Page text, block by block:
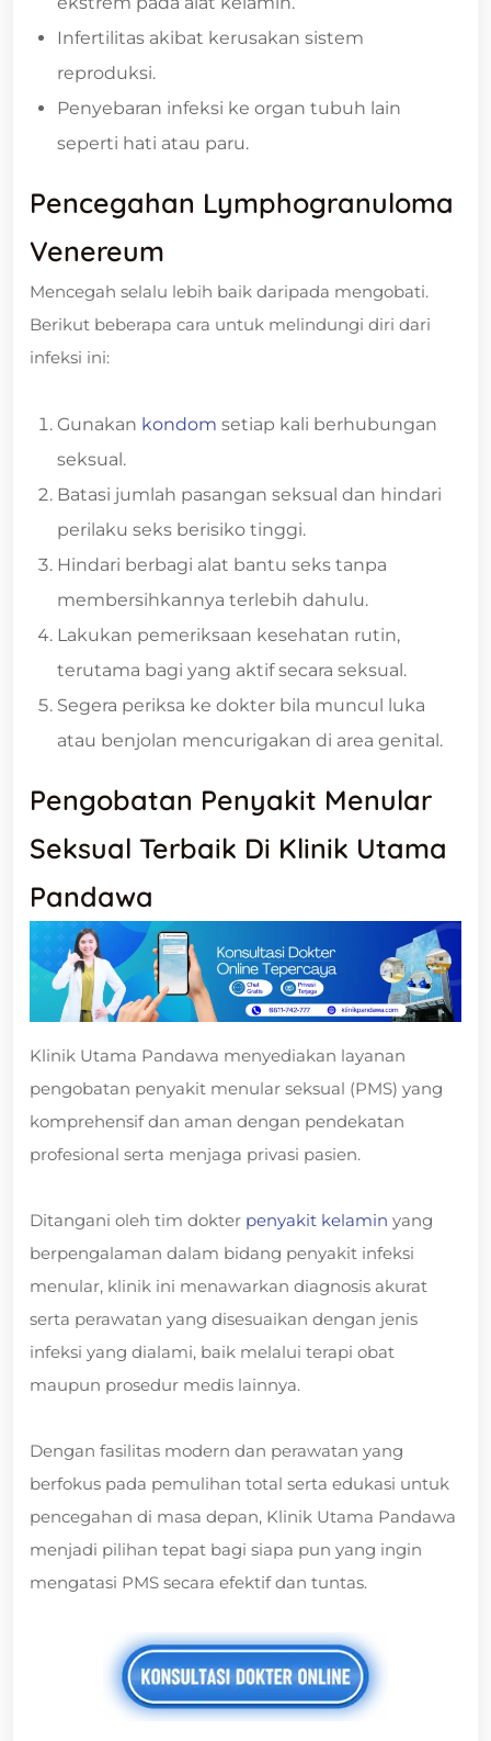
Infertilitas akibat kerusakan sistem
reproduksi.
Penyebaran infeksi ke organ tubuh lain
seperti hati atau paru.
Pencegahan Lymphogranuloma
Venereum
Mencegah selalu lebih baik daripada mengobati.
Berikut beberapa cara untuk melindungi diri dari
infeksi ini:
Gunakan kondom setiap kali berhubungan
seksual.
Batasi jumlah pasangan seksual dan hindari
perilaku seks berisiko tinggi.
Hindari berbagi alat bantu seks tanpa
membersihkannya terlebih dahulu.
Lakukan pemeriksaan kesehatan rutin,
terutama bagi yang aktif secara seksual.
Segera periksa ke dokter bila muncul luka
atau benjolan mencurigakan di area genital.
Pengobatan Penyakit Menular
Seksual Terbaik Di Klinik Utama
Pandawa
Klinik Utama Pandawa menyediakan layanan
pengobatan penyakit menular seksual (PMS) yang
komprehensif dan aman dengan pendekatan
profesional serta menjaga privasi pasien.
Ditangani oleh tim dokter penyakit kelamin yang
berpengalaman dalam bidang penyakit infeksi
menular, klinik ini menawarkan diagnosis akurat
serta perawatan yang disesuaikan dengan jenis
infeksi yang dialami, baik melalui terapi obat
maupun prosedur medis lainnya.
Dengan fasilitas modern dan perawatan yang
berfokus pada pemulihan total serta edukasi untuk
pencegahan di masa depan, Klinik Utama Pandawa
menjadi pilihan tepat bagi siapa pun yang ingin
mengatasi PMS secara efektif dan tuntas.